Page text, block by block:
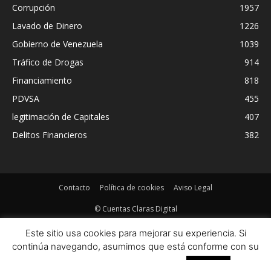
Corrupción
1957
Lavado de Dinero
1226
Gobierno de Venezuela
1039
Tráfico de Drogas
914
Financiamiento
818
PDVSA
455
legitimación de Capitales
407
Delitos Financieros
382
Contacto Política de cookies Aviso Legal
© Cuentas Claras Digital
Este sitio usa cookies para mejorar su experiencia. Si
continúa navegando, asumimos que está conforme con su